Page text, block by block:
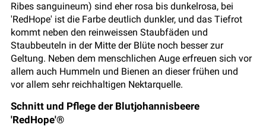
Ribes sanguineum) sind eher rosa bis dunkelrosa, bei
'RedHope' ist die Farbe deutlich dunkler, und das Tiefrot
kommt neben den reinweissen Staubfäden und
Staubbeuteln in der Mitte der Blüte noch besser zur
Geltung. Neben dem menschlichen Auge erfreuen sich vor
allem auch Hummeln und Bienen an dieser frühen und
vor allem sehr reichhaltigen Nektarquelle.
Schnitt und Pflege der Blutjohannisbeere
'RedHope'®